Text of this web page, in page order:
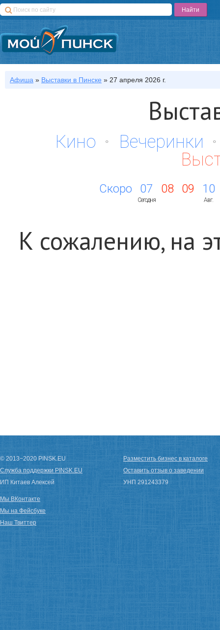
Афиша » Выставки в Пинске » 27 апреля 2026 г.
Кино
Вечеринки
Скоро 07
Сегодня
08 09 10
Авг.
К сожалению, на
© 2013−2020 PINSK.EU
Служба поддержки PINSK.EU
ИП Китаев Алексей
Разместить бизнес в каталоге
Оставить отзыв о заведении
УНП 291243379
Мы ВКонтакте
Мы на Фейсбуке
Наш Твиттер